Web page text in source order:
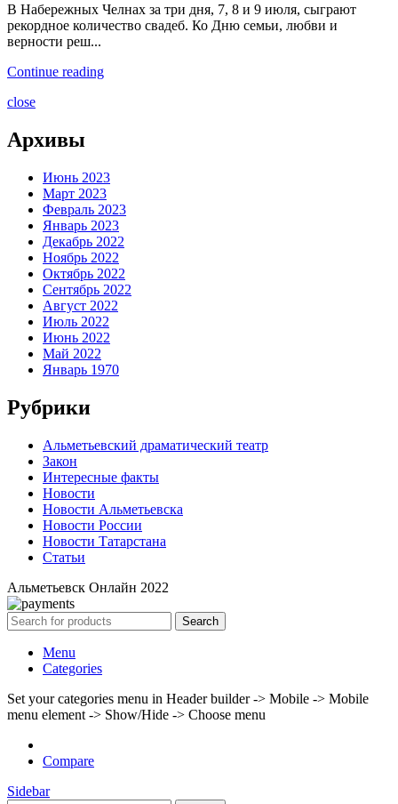
В Набережных Челнах за три дня, 7, 8 и 9 июля, сыграют
рекордное количество свадеб. Ко Дню семьи, любви и
верности реш...
Continue reading
close
Архивы
Июнь 2023
Март 2023
Февраль 2023
Январь 2023
Декабрь 2022
Ноябрь 2022
Октябрь 2022
Сентябрь 2022
Август 2022
Июль 2022
Июнь 2022
Май 2022
Январь 1970
Рубрики
Альметьевский драматический театр
Закон
Интересные факты
Новости
Новости Альметьевска
Новости России
Новости Татарстана
Статьи
Альметьевск Онлайн 2022
Search
Menu
Categories
Set your categories menu in Header builder -> Mobile -> Mobile
menu element -> Show/Hide -> Choose menu
Compare
Sidebar